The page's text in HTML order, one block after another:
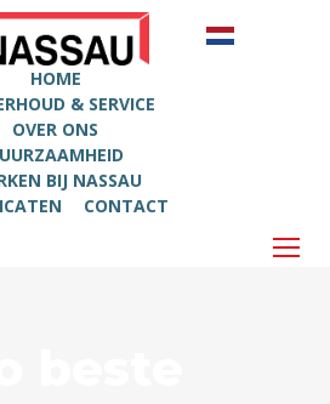
HOME
& SERVICE
OVER ONS
BIJ NASSAU
CONTACT